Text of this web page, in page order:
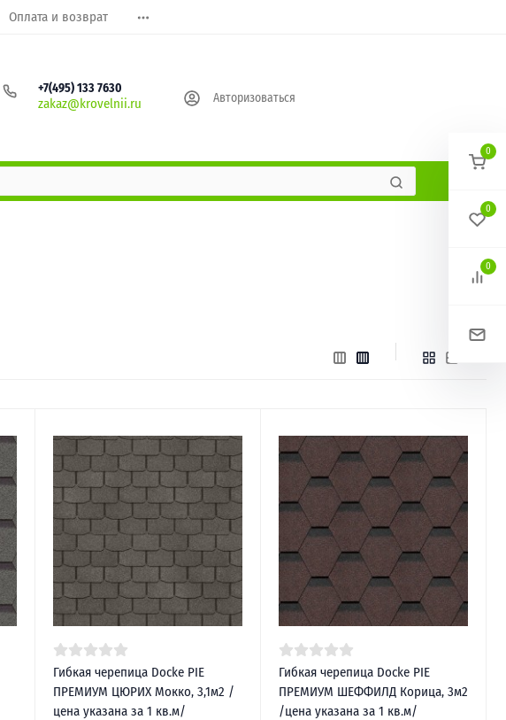
Оплата и возврат
+7(495) 133 7630
zakaz@krovelnii.ru Авторизоваться
Гибкая черепица Docke PIE
ПРЕМИУМ ЦЮРИХ Мокко, 3,1м2 /
цена указана за 1 кв.м/
Гибкая черепица Docke PIE
ПРЕМИУМ ШЕФФИЛД Корица, 3м2
/цена указана за 1 кв.м/
0
0
0